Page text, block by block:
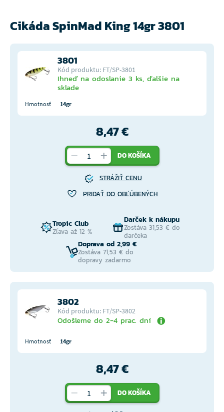
Cikáda SpinMad King 14gr 3801
3801
Kód produktu: FT/SP-3801
Ihneď na odoslanie 3 ks, ďalšie na
sklade
Hmotnosť 14gr
8,47 €
DO KOŠÍKA
STRÁŽIŤ CENU
PRIDAŤ DO OBĽÚBENÝCH
Tropic Club
Zľava až 12 %
Darček k nákupu
Zostáva 31,53 € do
darčeka
Doprava od 2,99 €
Zostáva 71,53 € do
dopravy zadarmo
3802
Kód produktu: FT/SP-3802
Odošleme do 2-4 prac. dní
Hmotnosť 14gr
8,47 €
DO KOŠÍKA